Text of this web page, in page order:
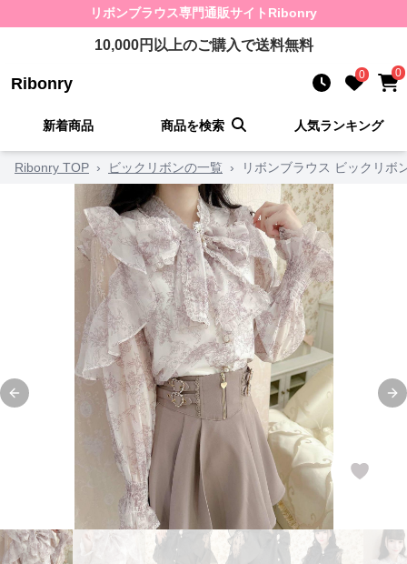
リボンブラウス専門通販サイト Ribonry
10,000円以上のご購入で送料無料
Ribonry 0 0
新着商品 商品を検索 人気ランキング
Ribonry TOP › ビックリボンの一覧 › リボンブラウス ビックリボ
Previous slide